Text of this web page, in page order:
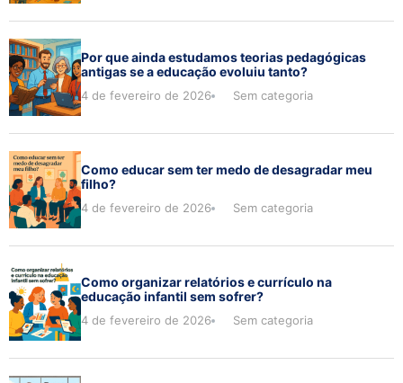
Por que ainda estudamos teorias pedagógicas
antigas se a educação evoluiu tanto?
4 de fevereiro de 2026 Sem categoria
Como educar sem ter medo de desagradar meu
filho?
4 de fevereiro de 2026 Sem categoria
Como organizar relatórios e currículo na
educação infantil sem sofrer?
4 de fevereiro de 2026 Sem categoria